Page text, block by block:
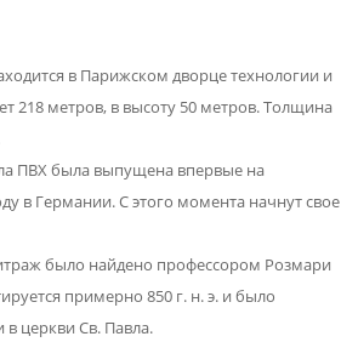
в Парижском дворце технологии и
218 метров, в высоту 50 метров. Толщина
ПВХ была выпущена впервые на
в Германии. С этого момента начнут свое
было найдено профессором Розмари
примерно 850 г. н. э. и было
в церкви Св. Павла.